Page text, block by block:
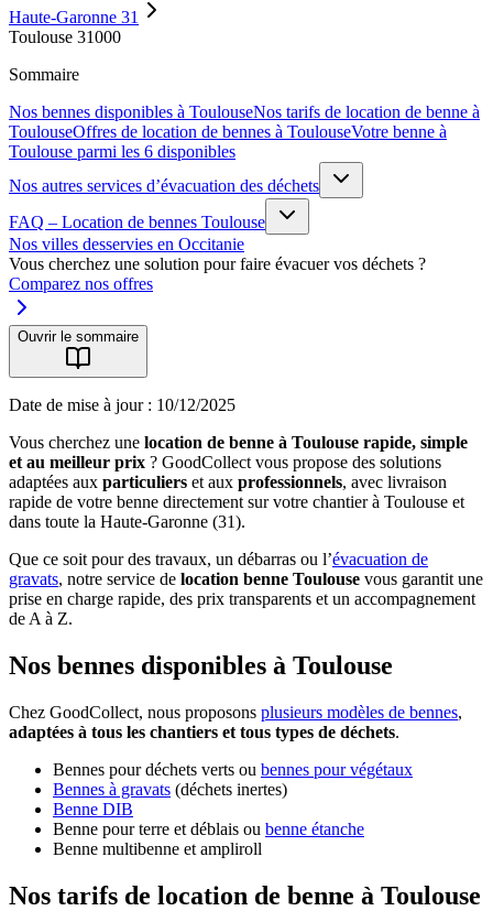
Haute-Garonne 31
Toulouse 31000
Sommaire
Nos bennes disponibles à ToulouseNos tarifs de location de benne à
ToulouseOffres de location de bennes à ToulouseVotre benne à
Toulouse parmi les 6 disponibles
Nos autres services d’évacuation des déchets
FAQ – Location de bennes Toulouse
Nos villes desservies en Occitanie
Vous cherchez une solution pour faire évacuer vos déchets ?
Comparez nos offres
Ouvrir le sommaire
Date de mise à jour : 10/12/2025
Vous cherchez une location de benne à Toulouse rapide, simple
et au meilleur prix ? GoodCollect vous propose des solutions
adaptées aux particuliers et aux professionnels, avec livraison
rapide de votre benne directement sur votre chantier à Toulouse et
dans toute la Haute-Garonne (31).
Que ce soit pour des travaux, un débarras ou l’évacuation de
gravats, notre service de location benne Toulouse vous garantit une
prise en charge rapide, des prix transparents et un accompagnement
de A à Z.
Nos bennes disponibles à Toulouse
Chez GoodCollect, nous proposons plusieurs modèles de bennes,
adaptées à tous les chantiers et tous types de déchets.
Bennes pour déchets verts ou bennes pour végétaux
Bennes à gravats (déchets inertes)
Benne DIB
Benne pour terre et déblais ou benne étanche
Benne multibenne et ampliroll
Nos tarifs de location de benne à Toulouse